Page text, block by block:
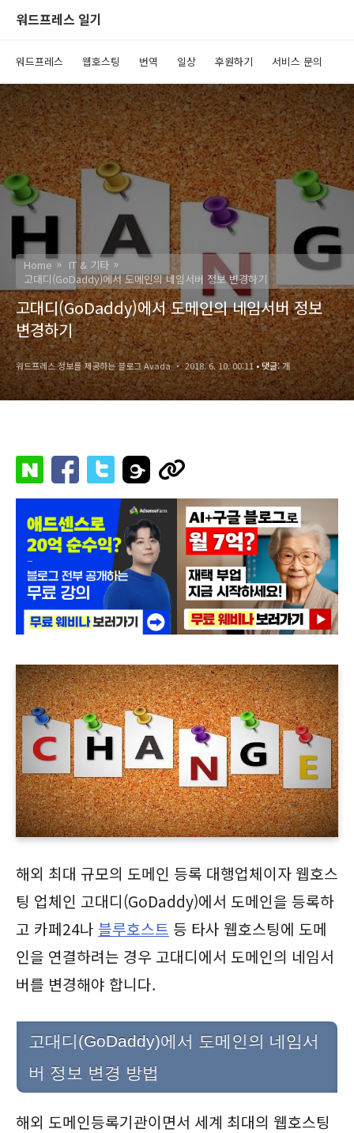
워드프레스 일기
워드프레스 웹호스팅 번역 일상 후원하기 서비스 문의
Home
IT & 기타
고대디(GoDaddy)에서 도메인의 네임서버 정보 변경하기
고대디(GoDaddy)에서 도메인의 네임서버 정보
변경하기
워드프레스 정보를 제공하는 블로그 Avada 2018. 6. 10. 00:11• 댓글:개
해외 최대 규모의 도메인 등록 대행업체이자 웹호스
팅 업체인 고대디(GoDaddy)에서 도메인을 등록하
고 카페24나 블루호스트 등 타사 웹호스팅에 도메
인을 연결하려는 경우 고대디에서 도메인의 네임서
버를 변경해야 합니다.
고대디(GoDaddy)에서 도메인의 네임서
버 정보 변경 방법
해외 도메인등록기관이면서 세계 최대의 웹호스팅